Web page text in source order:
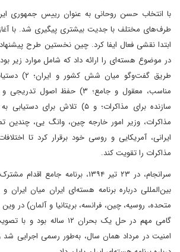
با انتخاب حسن روحانی به عنوان رییس جمهوری
طرف‌های مختلف با جدیت بیشتری پیگیری شد. با
ابتدا نقشی فعال ایفا کرد. چین نخستین طرح
طریق گفت‌وگو
سازنده برای مذاکرات؛ و ۵) تلاش
مذاکرات، وزیر امور خارجه چین، وانگ یی، چندین
ایرانی، آمریکایی و روسی خود برقرار کرد تا
مذاکرات را تقویت کند.
سرانجام، در ۲۳ تیر ۱۳۹۴، برنامه
متحده، روسیه، چین، فرانسه، بریتانیا و آلمان) در
امنیت در مرداد همان سال، به‌طور رسمی اجرایی شد